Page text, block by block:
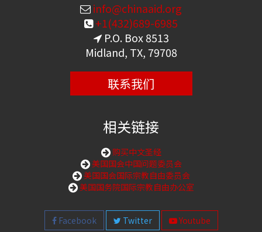
info@chinaaid.org
+1(432)689-6985
P.O. Box 8513
Midland, TX, 79708
联系我们
相关链接
购买中文圣经
美国国会中国问题委员会
美国国会国际宗教自由委员会
美国国务院国际宗教自由办公室
Facebook Twitter Youtube